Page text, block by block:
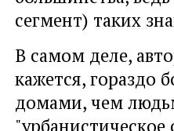
сегмент) таких
В самом деле,
кажется, гораздо
домами, чем
"урбанистическое